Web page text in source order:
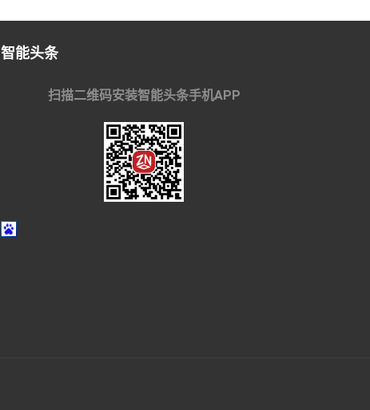
智能头条
扫描二维码安装智能头条手机APP